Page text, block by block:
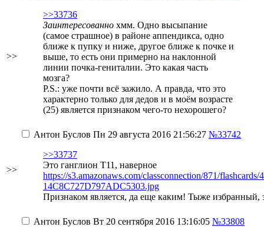
>>
>>33736
Заинтересованно хмм. Одно высыпание
(самое страшное) в районе аппендикса, одно
ближе к пупку и ниже, другое ближе к почке и
выше, то есть они примерно на наклонной
линии почка-гениталии. Это какая часть
мозга?
P.S.: уже почти всё зажило. А правда, что это
характерно только для дедов и в моём возрасте
(25) является признаком чего-то нехорошего?
>>
Антон Буслов Пн 29 августа 2016 21:56:27 №33742
>>33737
Это ганглион T11, наверное
https://s3.amazonaws.com/classconnection/871/flashcards/
14C8C727D797ADC5303.jpg
Признаком является, да еще каким! Тыже избранный,
Антон Буслов Вт 20 сентября 2016 13:16:05 №33808